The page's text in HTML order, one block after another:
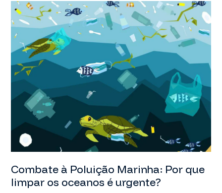
Por
Que
O
Oceano
Precisa
De
Você
Combate à Poluição Marinha: Por que
limpar os oceanos é urgente?